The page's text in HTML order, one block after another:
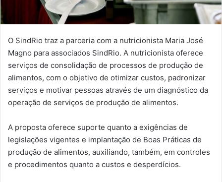
O SindRio traz a parceria com a nutricionista Maria José
Magno para associados SindRio. A nutricionista oferece
serviços de consolidação de processos de produção de
alimentos, com o objetivo de otimizar custos, padronizar
serviços e motivar pessoas através de um diagnóstico da
operação de serviços de produção de alimentos.
A proposta oferece suporte quanto a exigências de
legislações vigentes e implantação de Boas Práticas de
produção de alimentos, auxiliando, também, em controles
e procedimentos quanto a custos e desperdícios.